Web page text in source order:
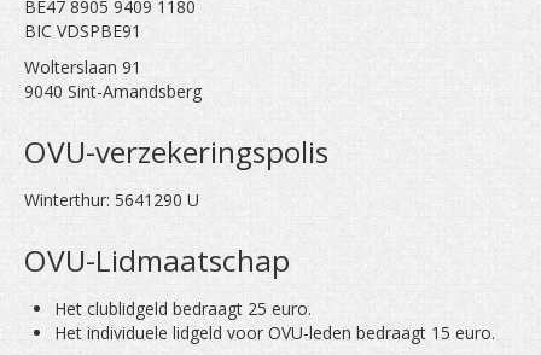
WEDSTRIJDEN
BE47 8905 9409 1180
BIC VDSPBE91
Wolterslaan 91
9040 Sint-Amandsberg
OVU-verzekeringspolis
Winterthur: 5641290 U
OVU-Lidmaatschap
Het clublidgeld bedraagt 25 euro.
Het individuele lidgeld voor OVU-leden bedraagt 15 euro.